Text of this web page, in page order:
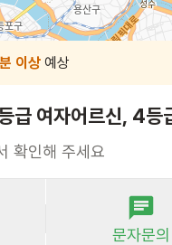
이상 예상
급 여자어르신, 4등
확인해 주세요
문자문의